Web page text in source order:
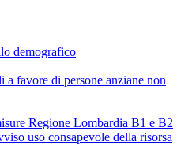
demografico
favore di persone anziane non
Regione Lombardia B1 e B2
uso consapevole della risorsa